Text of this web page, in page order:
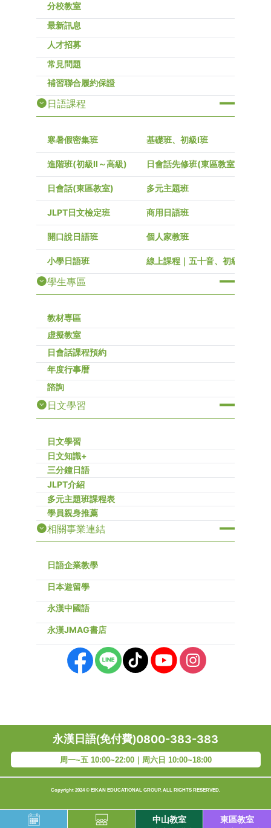
分校教室
最新訊息
人才招募
常見問題
補習聯合履約保證
日語課程
寒暑假密集班 基礎班、初級I班
進階班(初級Ⅱ～高級) 日會話先修班(東區教室)
日會話(東區教室) 多元主題班
JLPT日文檢定班 商用日語班
開口說日語班 個人家教班
小學日語班 線上課程｜五十音、初級～高級
學生專區
教材専區
虚擬教室
日會話課程預約
年度行事暦
諮詢
日文學習
日文學習
日文知識+
三分鐘日語
JLPT介紹
多元主題班課程表
學員親身推薦
相關事業連結
日語企業教學
日本遊留學
永漢中國語
永漢JMAG書店
永漢日語(免付費)0800-383-383
周一~五 10:00~22:00｜周六日 10:00~18:00
Copyright 2024 © EIKAN EDUCATIONAL GROUP, ALL RIGHTS RESERVED.
中山教室
東區教室